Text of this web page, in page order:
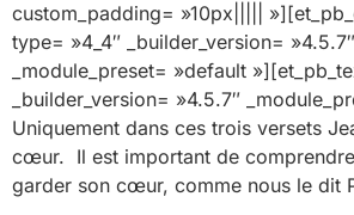
custom_padding= »10px|||||
type= »4_4″ _builder_version= »4.5.7″
_module_preset= »default
_builder_version= »4.5.7″
Uniquement dans ces trois versets
cœur. Il est important de
garder son cœur, comme nous le dit